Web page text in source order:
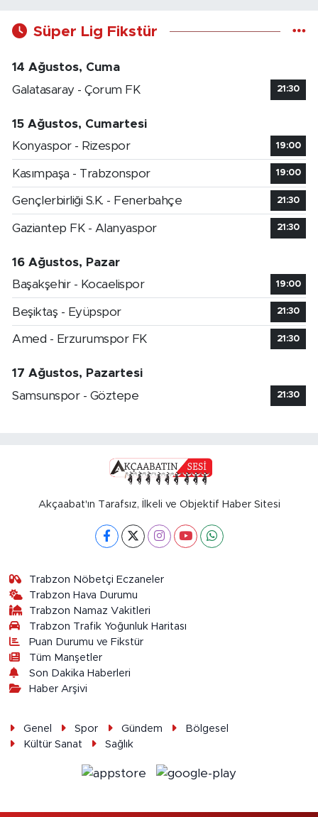
Süper Lig Fikstür
14 Ağustos, Cuma
Galatasaray - Çorum FK
21:30
15 Ağustos, Cumartesi
Konyaspor - Rizespor
19:00
Kasımpaşa - Trabzonspor 19:00
Gençlerbirliği S.K. - Fenerbahçe 21:30
Gaziantep FK - Alanyaspor 21:30
16 Ağustos, Pazar
Başakşehir - Kocaelispor
19:00
Beşiktaş - Eyüpspor 21:30
Amed - Erzurumspor FK 21:30
17 Ağustos, Pazartesi
Samsunspor - Göztepe
21:30
Akçaabat'ın Tarafsız, İlkeli ve Objektif Haber Sitesi
Trabzon Nöbetçi Eczaneler
Trabzon Hava Durumu
Trabzon Namaz Vakitleri
Trabzon Trafik Yoğunluk Haritası
Puan Durumu ve Fikstür
Tüm Manşetler
Son Dakika Haberleri
Haber Arşivi
Genel Spor Gündem
Bölgesel
Kültür Sanat
Sağlık